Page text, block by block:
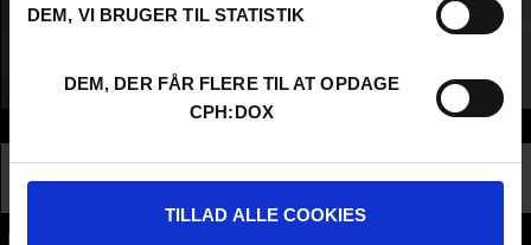
DEM, VI BRUGER TIL STATISTIK
DEM, DER FÅR FLERE TIL AT OPDAGE
CPH:DOX
TILLAD ALLE COOKIES
Nationality
Sweden
Profession